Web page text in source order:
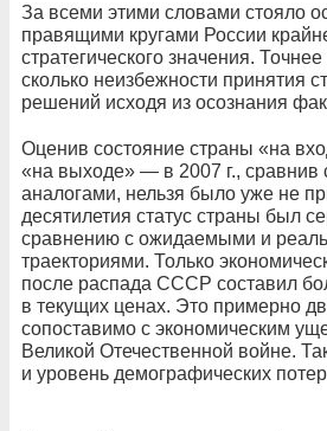
За всеми этими словами стояло
правящими кругами России
стратегического значения.
сколько неизбежности принятия
решений исходя из осознания
Оценив состояние страны «на
«на выходе» — в 2007 г., сравнив
аналогами, нельзя было уже не
десятилетия статус страны был
сравнению с ожидаемыми и
траекториями. Только
после распада СССР составил
в текущих ценах. Это примерно
сопоставимо с экономическим
Великой Отечественной войне.
и уровень демографических